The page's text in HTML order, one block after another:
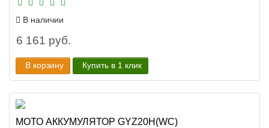
В наличии
6 161 руб.
В корзину Купить в 1 клик
МОТО АККУМУЛЯТОР GYZ20H(WC)